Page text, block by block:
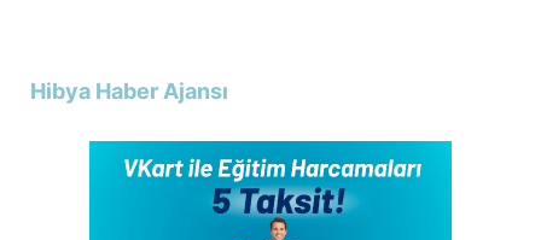
Hibya Haber Ajansı